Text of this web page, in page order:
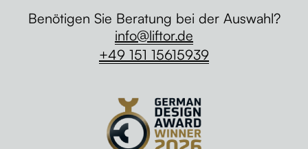
Benötigen Sie Beratung bei der Auswahl?
info@liftor.de
+49 151 15615939